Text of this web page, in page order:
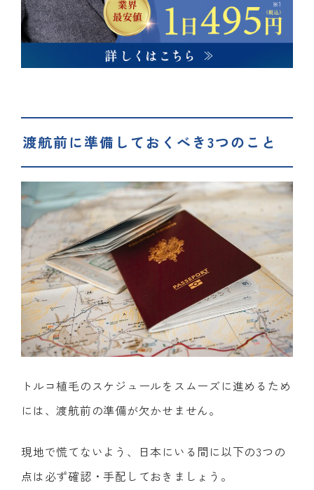
渡航前に準備しておくべき3つのこと
トルコ植毛のスケジュールをスムーズに進めるため
には、渡航前の準備が欠かせません。
現地で慌てないよう、日本にいる間に以下の3つの
点は必ず確認・手配しておきましょう。